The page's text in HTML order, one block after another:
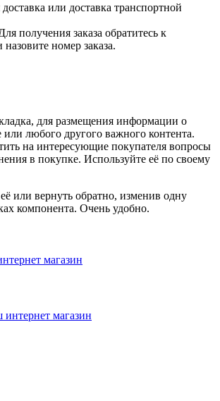
или доставка транспортной
получения заказа обратитесь к
номер заказа.
для размещения информации о
или любого другого важного контента.
на интересующие покупателя вопросы
в покупке. Используйте её по своему
или вернуть обратно, изменив одну
компонента. Очень удобно.
магазин